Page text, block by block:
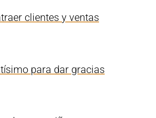
clientes y ventas
para dar gracias